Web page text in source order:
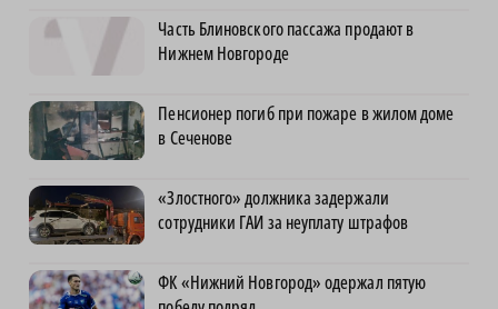
Часть Блиновского пассажа продают в
Нижнем Новгороде
Пенсионер погиб при пожаре в жилом доме
в Сеченове
«Злостного» должника задержали
сотрудники ГАИ за неуплату штрафов
ФК «Нижний Новгород» одержал пятую